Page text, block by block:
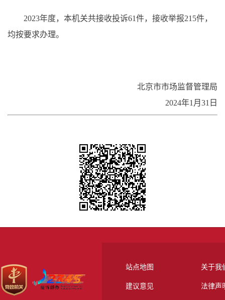
2023年度，本机关共接收投诉61件，接收举报215件，
均按要求办理。
北京市市场监督管理局
2024年1月31日
站点地图 关于我
建议意见 法律声